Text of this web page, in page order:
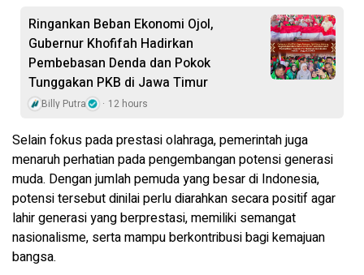
Ringankan Beban Ekonomi Ojol,
Gubernur Khofifah Hadirkan
Pembebasan Denda dan Pokok
Tunggakan PKB di Jawa Timur
Billy Putra 12 hours
Selain fokus pada prestasi olahraga, pemerintah juga
menaruh perhatian pada pengembangan potensi generasi
muda. Dengan jumlah pemuda yang besar di Indonesia,
potensi tersebut dinilai perlu diarahkan secara positif agar
lahir generasi yang berprestasi, memiliki semangat
nasionalisme, serta mampu berkontribusi bagi kemajuan
bangsa.